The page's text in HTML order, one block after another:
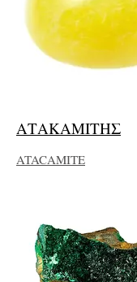
ΑΤΑΚΑΜΙΤΗΣ
ATACAMITE